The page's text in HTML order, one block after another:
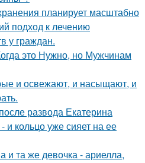
планирует масштабно
подход к лечению
у граждан.
это Нужно, но Мужчинам
и освежают, и насыщают, и
развода Екатерина
и кольцо уже сияет на ее
и та же девочка - ариелла,